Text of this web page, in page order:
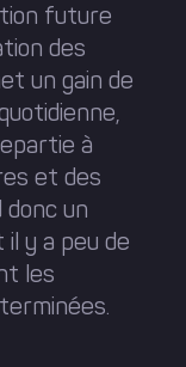
future
des
un gain de
à
et des
donc un
y a peu de
les